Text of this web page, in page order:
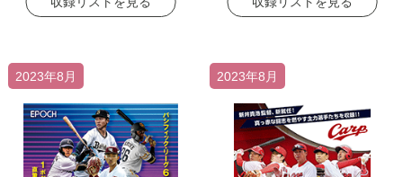
2023年8月 2023年8月